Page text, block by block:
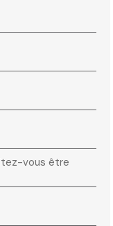
vous être